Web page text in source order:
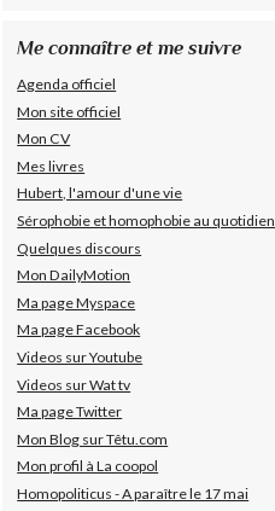
Me connaître et me suivre
Agenda officiel
Mon site officiel
Mon CV
Mes livres
Hubert, l'amour d'une vie
Sérophobie et homophobie au quotidien
Quelques discours
Mon DailyMotion
Ma page Myspace
Ma page Facebook
Videos sur Youtube
Videos sur Wat tv
Ma page Twitter
Mon Blog sur Têtu.com
Mon profil à La coopol
Homopoliticus - A paraître le 17 mai